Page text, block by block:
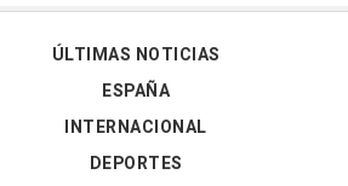
ÚLTIMAS NOTICIAS
ESPAÑA
INTERNACIONAL
DEPORTES